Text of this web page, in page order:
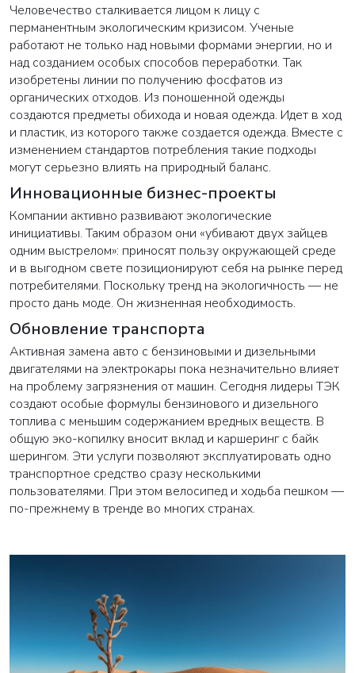
Человечество сталкивается лицом к лицу с
перманентным экологическим кризисом. Ученые
работают не только над новыми формами энергии, но и
над созданием особых способов переработки. Так
изобретены линии по получению фосфатов из
органических отходов. Из поношенной одежды
создаются предметы обихода и новая одежда. Идет в ход
и пластик, из которого также создается одежда. Вместе с
изменением стандартов потребления такие подходы
могут серьезно влиять на природный баланс.
Инновационные бизнес-проекты
Компании активно развивают экологические
инициативы. Таким образом они «убивают двух зайцев
одним выстрелом»: приносят пользу окружающей среде
и в выгодном свете позиционируют себя на рынке перед
потребителями. Поскольку тренд на экологичность — не
просто дань моде. Он жизненная необходимость.
Обновление транспорта
Активная замена авто с бензиновыми и дизельными
двигателями на электрокары пока незначительно влияет
на проблему загрязнения от машин. Сегодня лидеры ТЭК
создают особые формулы бензинового и дизельного
топлива с меньшим содержанием вредных веществ. В
общую эко-копилку вносит вклад и каршеринг с байк
шерингом. Эти услуги позволяют эксплуатировать одно
транспортное средство сразу несколькими
пользователями. При этом велосипед и ходьба пешком —
по-прежнему в тренде во многих странах.
ВАША ЗАЯВКА ОТПРАВЛЕНА
в ближайшее время наши менеджеры
свяжутся с вами
Закрыть